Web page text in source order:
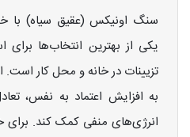
سنگ اونیکس (عقیق سیاه) با
یکی از بهترین انتخاب‌ها برای
تزیینات در خانه و محل کار است.
به افزایش اعتماد به نفس،
انرژی‌های منفی کمک کند. برای